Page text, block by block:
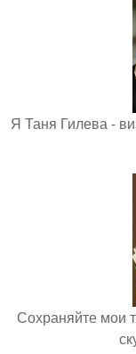
Я Таня Гилева -
Сохраняйте мои